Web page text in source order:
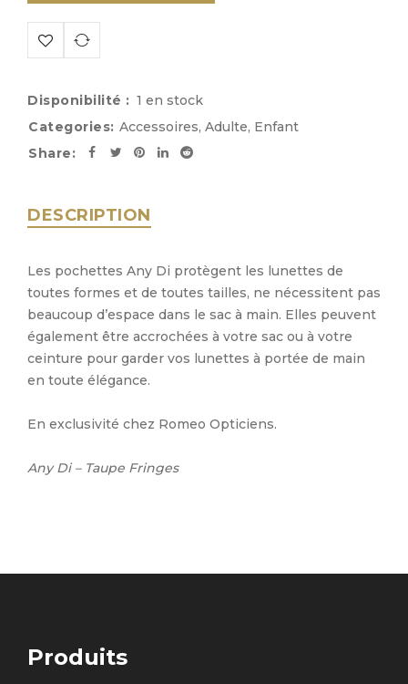
Disponibilité : 1 en stock
Categories: Accessoires, Adulte, Enfant
Share:
DESCRIPTION
Les pochettes Any Di protègent les lunettes de
toutes formes et de toutes tailles, ne nécessitent pas
beaucoup d’espace dans le sac à main. Elles peuvent
également être accrochées à votre sac ou à votre
ceinture pour garder vos lunettes à portée de main
en toute élégance.
En exclusivité chez Romeo Opticiens.
Any Di – Taupe Fringes
Produits